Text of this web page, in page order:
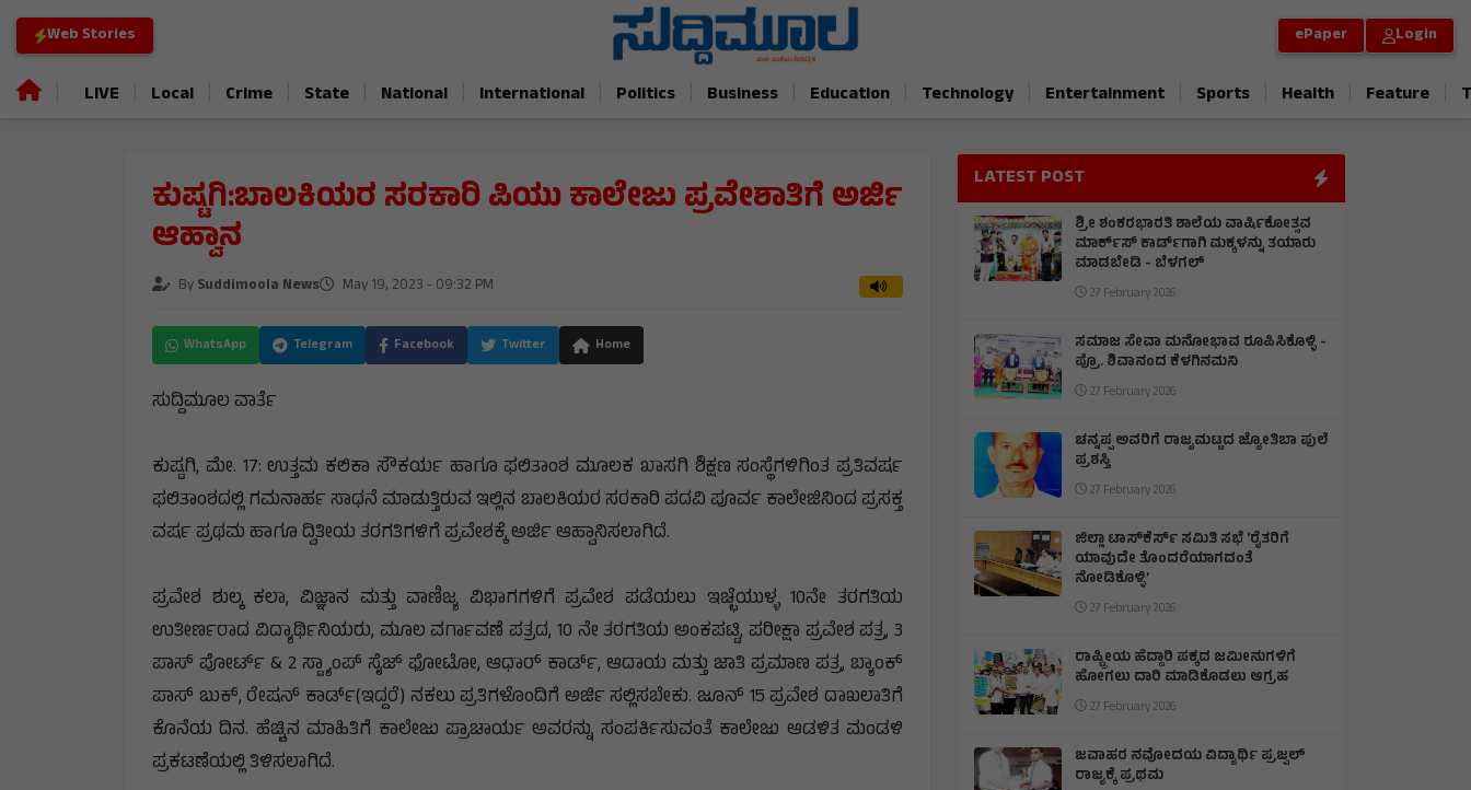
Web Stories ePaper Login
LIVE Local Crime State National International Politics Business Education Technology Entertainment Sports Health Feature
ಕುಷ್ಟಗಿ:ಬಾಲಕಿಯರ ಸರಕಾರಿ ಪಿಯು ಕಾಲೇಜು ಪ್ರವೇಶಾತಿಗೆ ಅರ್ಜಿ
ಆಹ್ವಾನ
BySuddimoola News May 19, 2023 - 09:32 PM
WhatsApp Telegram Facebook Twitter Home
ಸುದ್ದಿಮೂಲ ವಾರ್ತೆ
ಕುಷ್ಟಗಿ, ಮೇ. 17: ಉತ್ತಮ ಕಲಿಕಾ ಸೌಕರ್ಯ ಹಾಗೂ ಫಲಿತಾಂಶ ಮೂಲಕ ಖಾಸಗಿ ಶಿಕ್ಷಣ ಸಂಸ್ಥೆಗಳಿಗಿಂತ ಪ್ರತಿವರ್ಷ
ಫಲಿತಾಂಶದಲ್ಲಿ ಗಮನಾರ್ಹ ಸಾಧನೆ ಮಾಡುತ್ತಿರುವ ಇಲ್ಲಿನ ಬಾಲಕಿಯರ ಸರಕಾರಿ ಪದವಿ ಪೂರ್ವ ಕಾಲೇಜಿನಿಂದ ಪ್ರಸಕ್ತ
ವರ್ಷ ಪ್ರಥಮ ಹಾಗೂ ದ್ವಿತೀಯ ತರಗತಿಗಳಿಗೆ ಪ್ರವೇಶಕ್ಕೆ ಅರ್ಜಿ ಆಹ್ವಾನಿಸಲಾಗಿದೆ.
ಪ್ರವೇಶ ಶುಲ್ಕ ಕಲಾ, ವಿಜ್ಞಾನ ಮತ್ತು ವಾಣಿಜ್ಯ ವಿಭಾಗಗಳಿಗೆ ಪ್ರವೇಶ ಪಡೆಯಲು ಇಚ್ಛೆಯುಳ್ಳ 10ನೇ ತರಗತಿಯ
ಉತೀರ್ಣರಾದ ವಿದ್ಯಾರ್ಥಿನಿಯರು, ಮೂಲ ವರ್ಗಾವಣೆ ಪತ್ರದ, 10 ನೇ ತರಗತಿಯ ಅಂಕಪಟ್ಟಿ, ಪರೀಕ್ಷಾ ಪ್ರವೇಶ ಪತ್ರ, 3
ಪಾಸ್ ಪೋರ್ಟ್ & 2 ಸ್ಟ್ಯಾಂಪ್ ಸೈಜ್ ಫೋಟೋ, ಆಧಾರ್ ಕಾರ್ಡ್, ಆದಾಯ ಮತ್ತು ಜಾತಿ ಪ್ರಮಾಣ ಪತ್ರ, ಬ್ಯಾಂಕ್
ಪಾಸ್ ಬುಕ್, ರೇಷನ್ ಕಾರ್ಡ್(ಇದ್ದರೆ) ನಕಲು ಪ್ರತಿಗಳೊಂದಿಗೆ ಅರ್ಜಿ ಸಲ್ಲಿಸಬೇಕು. ಜೂನ್ 15 ಪ್ರವೇಶ ದಾಖಲಾತಿಗೆ
ಕೊನೆಯ ದಿನ. ಹೆಚ್ಚಿನ ಮಾಹಿತಿಗೆ ಕಾಲೇಜು ಪ್ರಾಚಾರ್ಯ ಅವರನ್ನು ಸಂಪರ್ಕಿಸುವಂತೆ ಕಾಲೇಜು ಆಡಳಿತ ಮಂಡಳಿ
ಪ್ರಕಟಣೆಯಲ್ಲಿ ತಿಳಿಸಲಾಗಿದೆ.
LATEST POST
ಶ್ರೀ ಶಂಕರಭಾರತಿ ಶಾಲೆಯ ವಾರ್ಷಿಕೋತ್ಸವ
ಮಾರ್ಕ್‌ಸ್‌ ಕಾರ್ಡ್‌ಗಾಗಿ ಮಕ್ಕಳನ್ನು ತಯಾರು
ಮಾಡಬೇಡಿ - ಬೆಳಗಲ್
27 February 2026
ಸಮಾಜ ಸೇವಾ ಮನೋಭಾವ ರೂಪಿಸಿಕೊಳ್ಳಿ -
ಪ್ರೊ. ಶಿವಾನಂದ ಕೆಳಗಿನಮನಿ
27 February 2026
ಚನ್ನಪ್ಪ ಅವರಿಗೆ ರಾಜ್ಯಮಟ್ಟದ ಜ್ಯೋತಿಬಾ ಪುಲೆ
ಪ್ರಶಸ್ತಿ
27 February 2026
ಜಿಲ್ಲಾ ಟಾಸ್‌‌ಕೆರ್ಸ್ ಸಮಿತಿ ಸಭೆ ‘ರೈತರಿಗೆ
ಯಾವುದೇ ತೊಂದರೆಯಾಗದಂತೆ
ನೋಡಿಕೊಳ್ಳಿ’
27 February 2026
ರಾಷ್ಟ್ರೀಯ ಹೆದ್ದಾರಿ ಪಕ್ಕದ ಜಮೀನುಗಳಿಗೆ
ಹೋಗಲು ದಾರಿ ಮಾಡಿಕೊಡಲು ಆಗ್ರಹ
27 February 2026
ಜವಾಹರ ನವೋದಯ ವಿದ್ಯಾರ್ಥಿ ಪ್ರಜ್ವಲ್
ರಾಜ್ಯಕ್ಕೆ ಪ್ರಥಮ